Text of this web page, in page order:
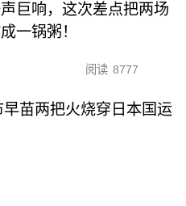
巨响，这次差点把两场
一锅粥！
阅读 8777
苗两把火烧穿日本国运